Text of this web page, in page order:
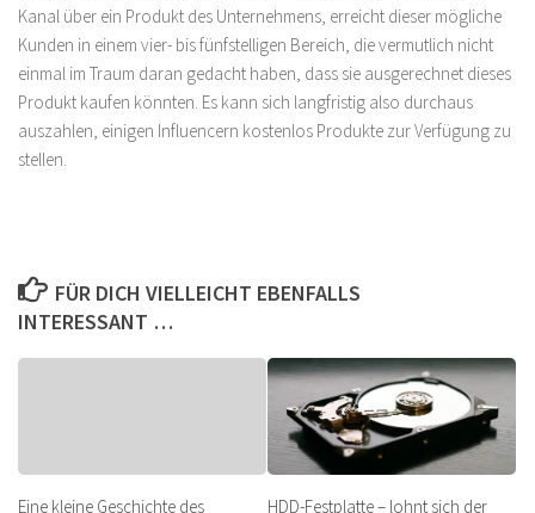
Kanal über ein Produkt des Unternehmens, erreicht dieser mögliche
Kunden in einem vier- bis fünfstelligen Bereich, die vermutlich nicht
einmal im Traum daran gedacht haben, dass sie ausgerechnet dieses
Produkt kaufen könnten. Es kann sich langfristig also durchaus
auszahlen, einigen Influencern kostenlos Produkte zur Verfügung zu
stellen.
FÜR DICH VIELLEICHT EBENFALLS
INTERESSANT …
Eine kleine Geschichte des
HDD-Festplatte – lohnt sich der